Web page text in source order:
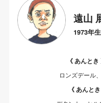
遠山
1973年
《 あんと
ロンズデール
《 あんと